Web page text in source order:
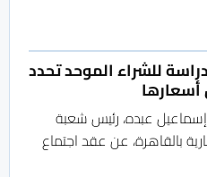
للشراء الموحد تحدد
عبده، رئيس شعبة
بالقاهرة، عن عقد اجتماع